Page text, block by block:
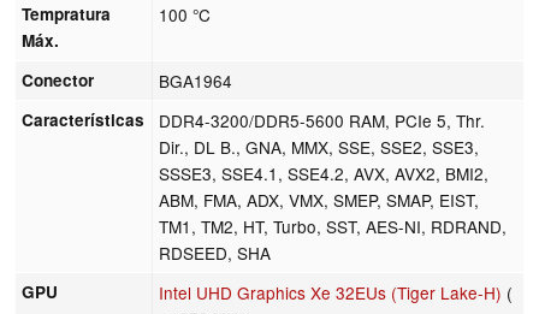
Tempratura
Máx.
100 °C
Conector BGA1964
Características
DDR4-3200/DDR5-5600 RAM, PCIe 5, Thr.
Dir., DL B., GNA, MMX, SSE, SSE2, SSE3,
SSSE3, SSE4.1, SSE4.2, AVX, AVX2, BMI2,
ABM, FMA, ADX, VMX, SMEP, SMAP, EIST,
TM1, TM2, HT, Turbo, SST, AES-NI, RDRAND,
RDSEED, SHA
GPU Intel UHD Graphics Xe 32EUs (Tiger Lake-H) (